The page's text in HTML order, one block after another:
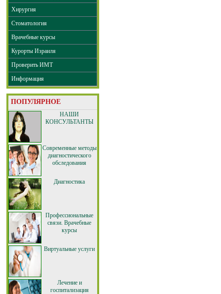
Хирургия
Стоматология
Врачебные курсы
Курорты Израиля
Проверить ИМТ
Информация
ПОПУЛЯРНОЕ
НАШИ
КОНСУЛЬТАНТЫ
Современные методы
диагностического
обследования
Диагностика
Профессиональные
связи. Врачебные
курсы
Виртуальные услуги
Лечение и
госпитализация